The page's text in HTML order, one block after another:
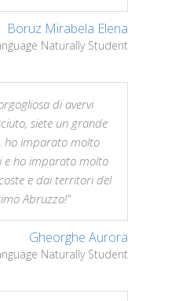
Boruz Mirabela Elena
Naturally Student
di avervi
siete un grande
ho imparato molto
e ho imparato molto
e dai territori del
Abruzzo!"
Gheorghe Aurora
Naturally Student